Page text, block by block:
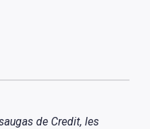
de Credit, les